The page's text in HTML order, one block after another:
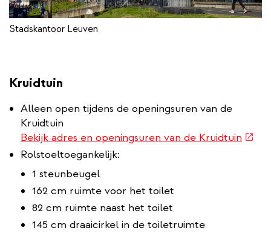
Stadskantoor Leuven
Kruidtuin
Alleen open tijdens de openingsuren van de
Kruidtuin
Bekijk adres en openingsuren van de Kruidtuin
Rolstoeltoegankelijk:
1 steunbeugel
162 cm ruimte voor het toilet
82 cm ruimte naast het toilet
145 cm draaicirkel in de toiletruimte